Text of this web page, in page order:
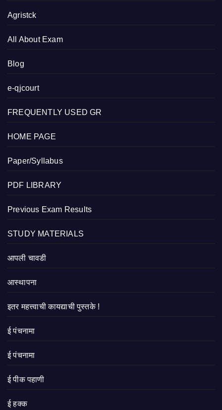
Agristck
All About Exam
Blog
e-qjcourt
FREQUENTLY USED GR
HOME PAGE
Paper/Syllabus
PDF LIBRARY
Previous Exam Results
STUDY MATERIALS
आपली चावडी
आस्थापना
इतर महत्त्वाची कायद्याची पुस्तके !
ई पंचनामा
ई पंचनामा
ई पीक पहाणी
ई हक्क